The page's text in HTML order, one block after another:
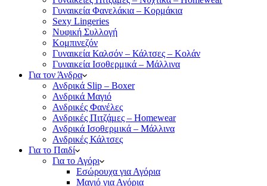
Γυναικεία Φανελάκια – Κορμάκια
Sexy Lingeries
Νυφική Συλλογή
Κομπινεζόν
Γυναικεία Καλσόν – Κάλτσες – Κολάν
Γυναικεία Ισοθερμικά – Μάλλινα
Για τον Άνδρα
Ανδρικά Slip – Boxer
Ανδρικά Μαγιό
Ανδρικές Φανέλες
Ανδρικές Πιτζάμες – Homewear
Ανδρικά Ισοθερμικά – Μάλλινα
Ανδρικές Κάλτσες
Για το Παιδί
Για το Αγόρι
Εσώρουχα για Αγόρια
Μαγιό για Αγόρια